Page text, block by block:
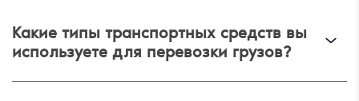
Какие типы транспортных средств вы
используете для перевозки грузов?